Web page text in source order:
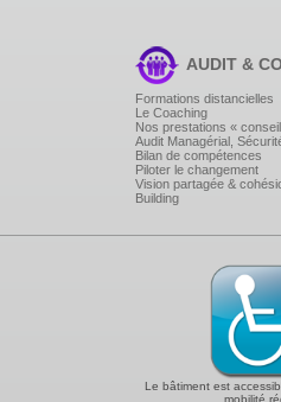
AUDIT &
Formations distancielles
Le Coaching
Nos prestations «
Audit Managérial,
Bilan de compétences
Piloter le changement
Vision partagée &
Building
Le bâtiment est
mobilité